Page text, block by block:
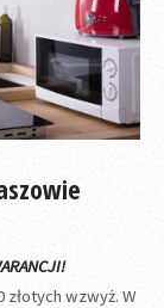
wzwyż. W